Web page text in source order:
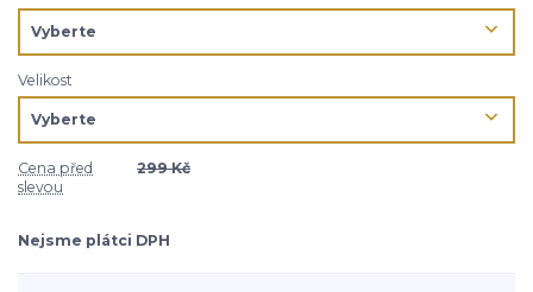
Velikost
Cena před
slevou
299 Kč
Nejsme plátci DPH